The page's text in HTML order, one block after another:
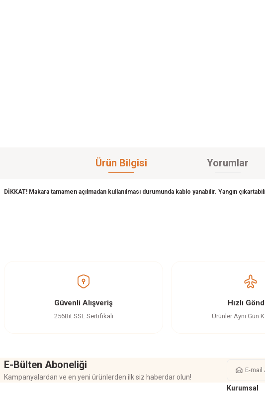
Ürün Bilgisi Yorumlar
DİKKAT! Makara tamamen açılmadan kullanılması durumunda kablo yanabilir. Yangın
Ürün açıklamasında eksik bilgiler bulunuyor.
Güvenli Alışveriş
256Bit SSL Sertifikalı
Hızlı
Ürünler Aynı Gün
E-Bülten Aboneliği
Kampanyalardan ve en yeni ürünlerden ilk siz haberdar olun!
Kurumsal